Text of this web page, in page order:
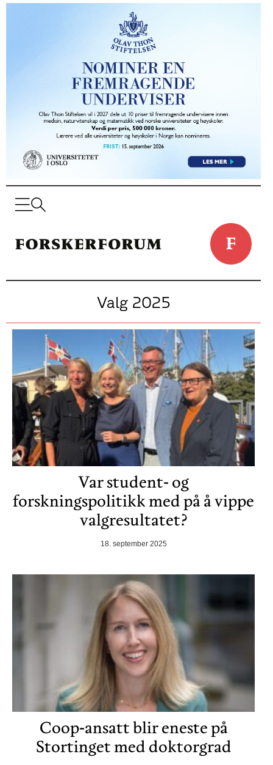
Valg 2025
Var student- og
forskningspolitikk med på å vippe
valgresultatet?
18. september 2025
Coop-ansatt blir eneste på
Stortinget med doktorgrad